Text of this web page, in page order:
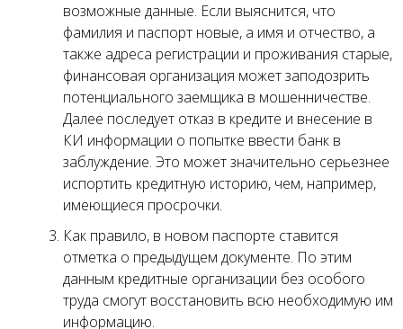
возможные данные. Если выяснится, что
фамилия и паспорт новые, а имя и отчество, а
также адреса регистрации и проживания старые,
финансовая организация может заподозрить
потенциального заемщика в мошенничестве.
Далее последует отказ в кредите и внесение в
КИ информации о попытке ввести банк в
заблуждение. Это может значительно серьезнее
испортить кредитную историю, чем, например,
имеющиеся просрочки.
Как правило, в новом паспорте ставится
отметка о предыдущем документе. По этим
данным кредитные организации без особого
труда смогут восстановить всю необходимую им
информацию.